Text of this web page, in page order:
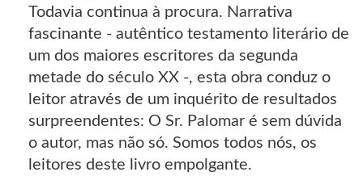
Todavia continua à procura. Narrativa
fascinante - autêntico testamento literário de
um dos maiores escritores da segunda
metade do século XX -, esta obra conduz o
leitor através de um inquérito de resultados
surpreendentes: O Sr. Palomar é sem dúvida
o autor, mas não só. Somos todos nós, os
leitores deste livro empolgante.